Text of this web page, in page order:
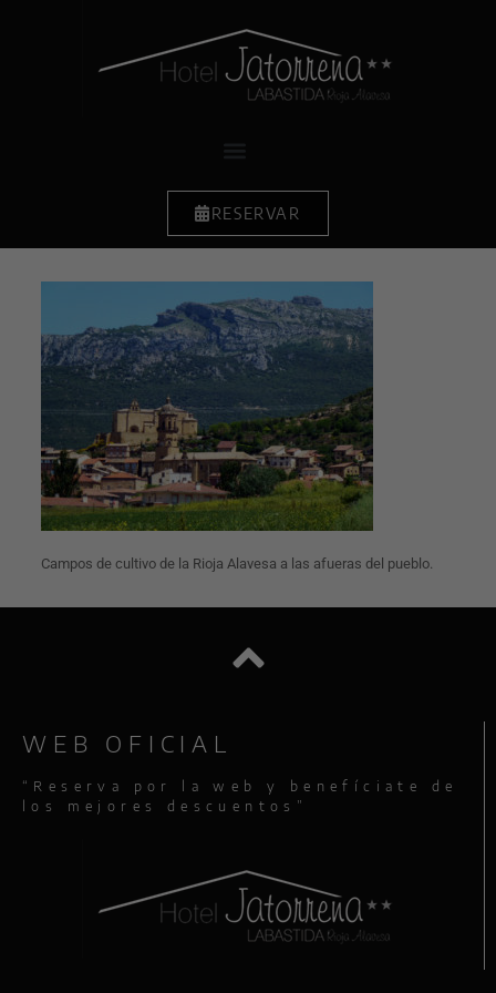
RESERVAR
Campos de cultivo de la Rioja Alavesa a las afueras del pueblo.
WEB OFICIAL
“Reserva por la web y benefíciate de
los mejores descuentos”